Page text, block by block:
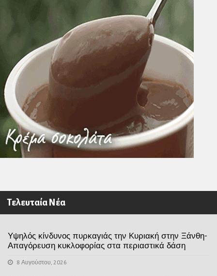
Τελευταία Νέα
Υψηλός κίνδυνος πυρκαγιάς την Κυριακή στην Ξάνθη-
Απαγόρευση κυκλοφορίας στα περιαστικά δάση
8 Αυγούστου, 2026